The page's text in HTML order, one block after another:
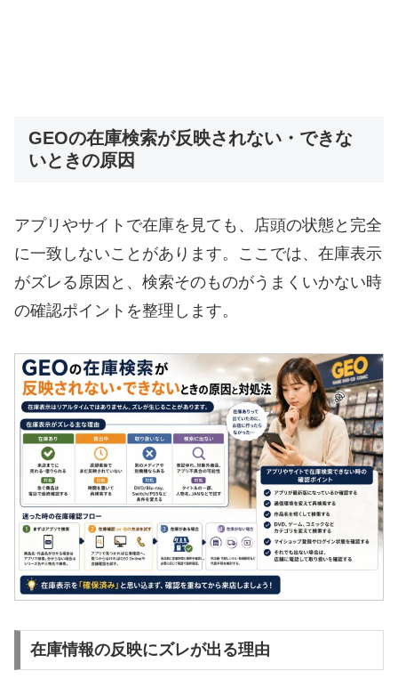
GEOの在庫検索が反映されない・できな
いときの原因
アプリやサイトで在庫を見ても、店頭の状態と完全
に一致しないことがあります。ここでは、在庫表示
がズレる原因と、検索そのものがうまくいかない時
の確認ポイントを整理します。
在庫情報の反映にズレが出る理由